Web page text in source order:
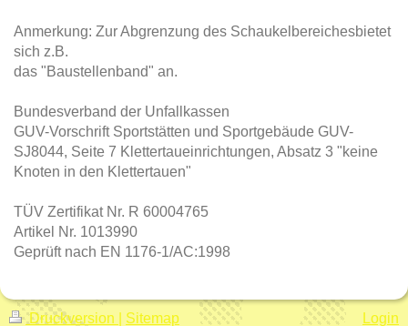
Anmerkung: Zur Abgrenzung des Schaukelbereichesbietet
sich z.B.
das "Baustellenband" an.
Bundesverband der Unfallkassen
GUV-Vorschrift Sportstätten und Sportgebäude GUV-
SJ8044, Seite 7 Klettertaueinrichtungen, Absatz 3 "keine
Knoten in den Klettertauen"
TÜV Zertifikat Nr. R 60004765
Artikel Nr. 1013990
Geprüft nach EN 1176-1/AC:1998
Druckversion Sitemap Login